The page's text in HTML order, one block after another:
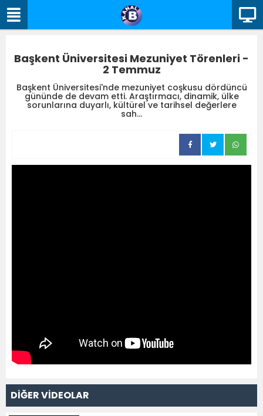
Başkent Üniversitesi Mezuniyet Törenleri -
2 Temmuz
Başkent Üniversitesi'nde mezuniyet coşkusu dördüncü
gününde de devam etti. Araştırmacı, dinamik, ülke
sorunlarına duyarlı, kültürel ve tarihsel değerlere
sah...
DİĞER VİDEOLAR